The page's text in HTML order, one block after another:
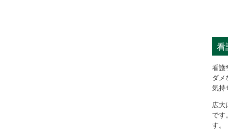
看
看護
ダメ
気持
広大
です
す。